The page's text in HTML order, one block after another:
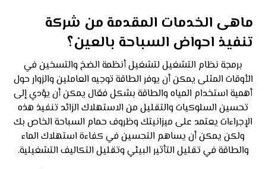
ماهى الخدمات المقدمة من شركة
تنفيذ احواض السباحة بالعين؟
برمجة نظام التشغيل لتشغيل أنظمة الضخ والتسخين في
الأوقات المثلى يمكن أن يوفر الطاقة توجيه العاملين والزوار حول
أهمية استخدام المياه والطاقة بشكل فعّال يمكن أن يؤدي إلى
تحسين السلوكيات والتقليل من الاستهلاك الزائد تنفيذ هذه
الإجراءات يعتمد على ميزانيتك وظروف حمام السباحة الخاص بك
ولكن يمكن أن يساهم التحسين في كفاءة استهلاك الماء
والطاقة في تقليل التأثير البيئي وتقليل التكاليف التشغيلية.